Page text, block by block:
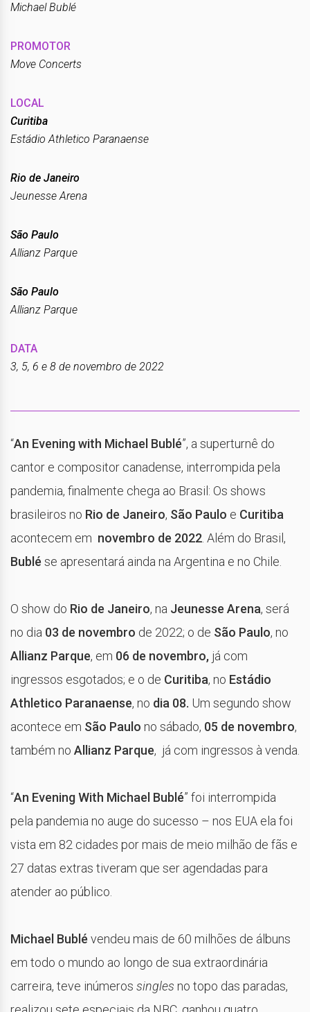
Michael Bublé
PROMOTOR
Move Concerts
LOCAL
Curitiba
Estádio Athletico Paranaense
Rio de Janeiro
Jeunesse Arena
São Paulo
Allianz Parque
São Paulo
Allianz Parque
DATA
3, 5, 6 e 8 de novembro de 2022
“An Evening with Michael Bublé”, a superturnê do
cantor e compositor canadense, interrompida pela
pandemia, finalmente chega ao Brasil: Os shows
brasileiros no Rio de Janeiro, São Paulo e Curitiba
acontecem em novembro de 2022 . Além do Brasil,
Bublé se apresentará ainda na Argentina e no Chile.
O show do Rio de Janeiro, na Jeunesse Arena, será
no dia 03 de novembro de 2022; o de São Paulo, no
Allianz Parque, em 06 de novembro, já com
ingressos esgotados; e o de Curitiba, no Estádio
Athletico Paranaense, no dia 08. Um segundo show
acontece em São Paulo no sábado, 05 de novembro,
também no Allianz Parque, já com ingressos à venda.
“An Evening With Michael Bublé” foi interrompida
pela pandemia no auge do sucesso – nos EUA ela foi
vista em 82 cidades por mais de meio milhão de fãs e
27 datas extras tiveram que ser agendadas para
atender ao público.
Michael Bublé vendeu mais de 60 milhões de álbuns
em todo o mundo ao longo de sua extraordinária
carreira, teve inúmeros singles no topo das paradas,